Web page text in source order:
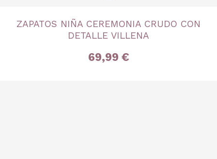
Nº 30
ZAPATOS NIÑA CEREMONIA CRUDO CON
DETALLE VILLENA
69,99 €